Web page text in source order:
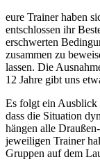
eure Trainer haben
entschlossen ihr
erschwerten
zusammen zu
lassen. Die
12 Jahre gibt uns
Es folgt ein Ausblick
dass die Situation
hängen alle
jeweiligen Trainer
Gruppen auf dem